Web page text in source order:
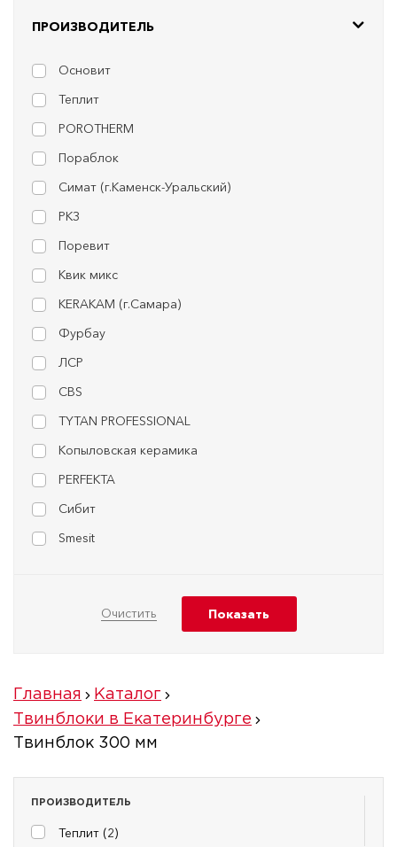
ПРОИЗВОДИТЕЛЬ
Основит
Теплит
POROTHERM
Пораблок
Симат (г.Каменск-Уральский)
РКЗ
Поревит
Квик микс
KERAKAM (г.Самара)
Фурбау
ЛСР
CBS
TYTAN PROFESSIONAL
Копыловская керамика
PERFEKTA
Сибит
Smesit
Главная
Каталог
Твинблоки в Екатеринбурге
Твинблок 300 мм
ПРОИЗВОДИТЕЛЬ
Теплит (2)